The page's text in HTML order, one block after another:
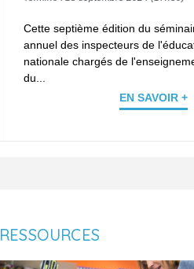
Cette septième édition du
annuel des inspecteurs de
nationale chargés de
du...
EN SAVOIR +
RESSOURCES